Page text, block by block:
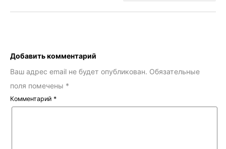
Добавить комментарий
Ваш адрес email не будет опубликован. Обязательные
поля помечены *
Комментарий *